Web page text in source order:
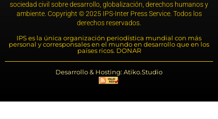
sociedad civil sobre desarrollo, globalización, derechos humanos y
ambiente. Copyright © 2025 IPS-Inter Press Service. Todos los
derechos reservados.
IPS es la única organización periodística mundial con más
personal y corresponsales en el mundo en desarrollo que en los
países ricos. DONAR
Desarrollo & Hosting: Atiko.Studio